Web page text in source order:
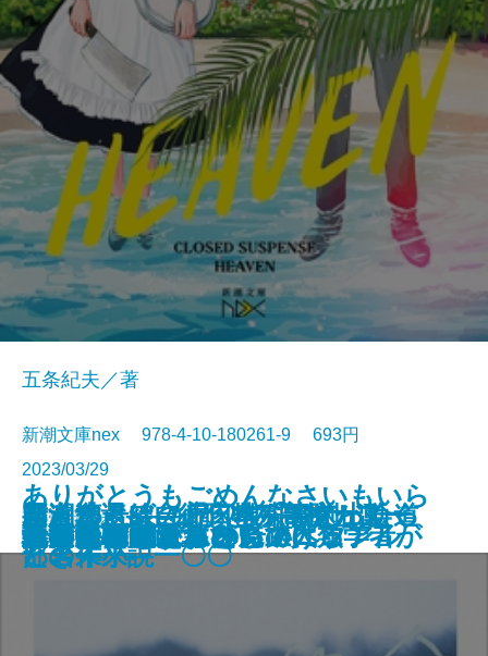
国道16号線―「日本」を創った道
―
ありがとうもごめんなさいもいら
ない森の民と暮らして人類学者が
考えたこと
号泣
真夜中のたずねびと
こどもホスピスの奇跡
ハリネズミは月を見上げる
音楽は自由にする
地の糧
脱スマホ脳かんたんマニュアル
クローズドサスペンスヘブン
五条紀夫／著
新潮文庫nex 978-4-10-180261-9 693円
2023/03/29
文庫電子書籍あり
全部ゆるせたらいいのに
邦人奪還―自衛隊特殊部隊が動く
とき―
カラスは飼えるか
新任警視〔上〕
新任警視〔下〕
新潮ことばの扉 教科書で出会っ
た名作小説一〇〇
輪舞曲
義民が駆ける
はなればなれに
君と漕ぐ5―ながとろ高校カヌー
部の未来―